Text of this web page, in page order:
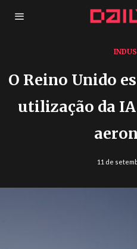
O Reino Unido
utilização da
11 de